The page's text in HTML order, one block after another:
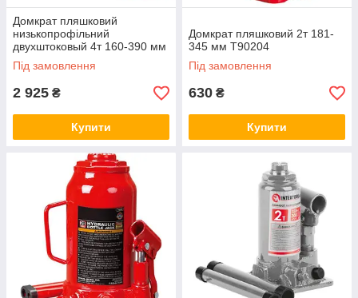
дорожче інструмент.
Домкрат пляшковий
низькопрофільний
двухштоковый 4т 160-390 мм
TF0402
Під замовлення
2 925 ₴
Купити
Домкрат пляшковий 2т 181-
345 мм T90204
Під замовлення
630 ₴
Купити